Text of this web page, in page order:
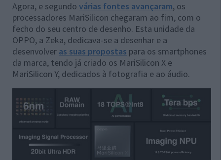
Agora, e segundo várias fontes avançaram, os
processadores MariSilicon chegaram ao fim, com o
fecho do seu centro de desenho. Esta unidade da
OPPO, a Zeka, dedicava-se a desenhar e a
desenvolver as suas propostas para os smartphones
da marca, tendo já criado os MariSilicon X e
MariSilicon Y, dedicados à fotografia e ao áudio.